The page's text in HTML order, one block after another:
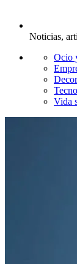
Noticias,
Ocio
Vida